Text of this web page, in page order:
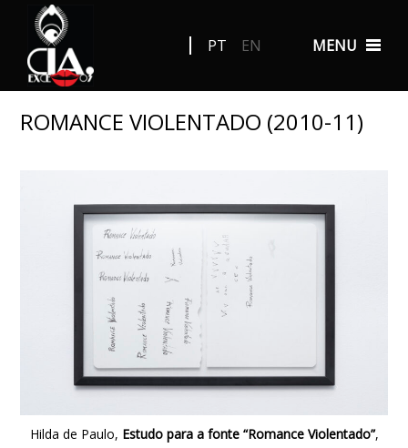
MENU
PT EN
ROMANCE VIOLENTADO (2010-11)
Hilda de Paulo, Estudo para a fonte “Romance Violentado”,